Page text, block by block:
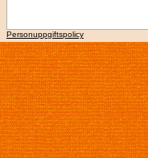
Personuppgiftspolicy